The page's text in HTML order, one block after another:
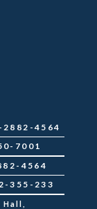
2882-4564
7001
4564
355-233